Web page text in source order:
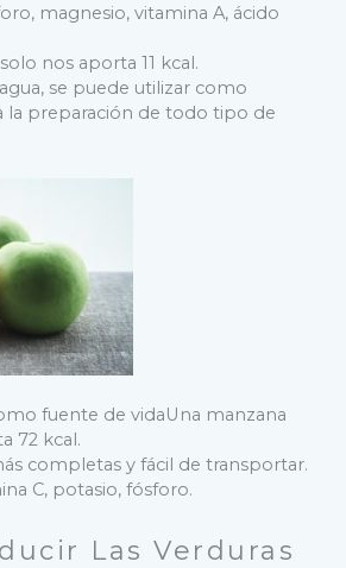
magnesio, vitamina A, ácido
nos aporta 11 kcal.
se puede utilizar como
la preparación de todo tipo de
fuente de vidaUna manzana
72 kcal.
completas y fácil de transportar.
C, potasio, fósforo.
Las Verduras